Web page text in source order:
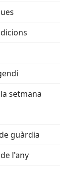
setmana
guàrdia
l'any